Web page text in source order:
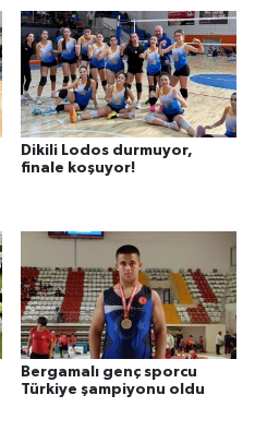
Dikili Lodos durmuyor,
finale koşuyor!
Bergamalı genç sporcu
Türkiye şampiyonu oldu